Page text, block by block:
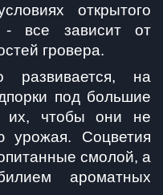
открытого
все зависит от
гровера.
развивается, на
под большие
их, чтобы они не
урожая. Соцветия
смолой, а
ароматных